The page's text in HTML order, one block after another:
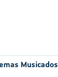
Musicados